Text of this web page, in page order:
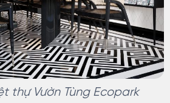
thự Vườn Tùng Ecopark